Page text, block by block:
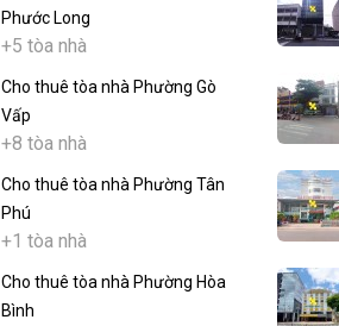
Phước Long
+5 tòa nhà
Cho thuê tòa nhà Phường Gò
Vấp
+8 tòa nhà
Cho thuê tòa nhà Phường Tân
Phú
+1 tòa nhà
Cho thuê tòa nhà Phường Hòa
Bình